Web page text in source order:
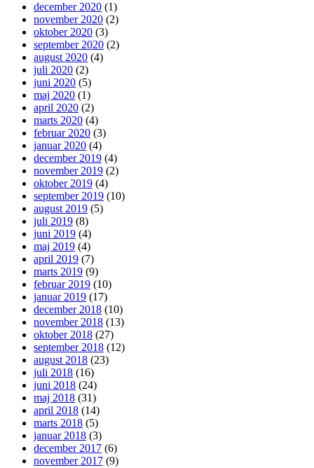
december 2020 (1)
november 2020 (2)
oktober 2020 (3)
september 2020 (2)
august 2020 (4)
juli 2020 (2)
juni 2020 (5)
maj 2020 (1)
april 2020 (2)
marts 2020 (4)
februar 2020 (3)
januar 2020 (4)
december 2019 (4)
november 2019 (2)
oktober 2019 (4)
september 2019 (10)
august 2019 (5)
juli 2019 (8)
juni 2019 (4)
maj 2019 (4)
april 2019 (7)
marts 2019 (9)
februar 2019 (10)
januar 2019 (17)
december 2018 (10)
november 2018 (13)
oktober 2018 (27)
september 2018 (12)
august 2018 (23)
juli 2018 (16)
juni 2018 (24)
maj 2018 (31)
april 2018 (14)
marts 2018 (5)
januar 2018 (3)
december 2017 (6)
november 2017 (9)